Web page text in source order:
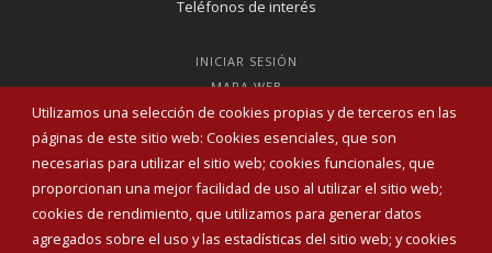
Utilizamos una selección de cookies propias y de terceros en las
páginas de este sitio web: Cookies esenciales, que son
necesarias para utilizar el sitio web; cookies funcionales, que
proporcionan una mejor facilidad de uso al utilizar el sitio web;
cookies de rendimiento, que utilizamos para generar datos
agregados sobre el uso y las estadísticas del sitio web; y cookies
Teléfonos de interés
INICIAR SESIÓN
MAPA WEB